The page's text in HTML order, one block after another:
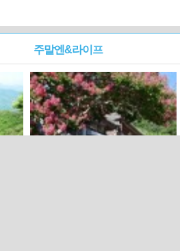
주말엔&라이프